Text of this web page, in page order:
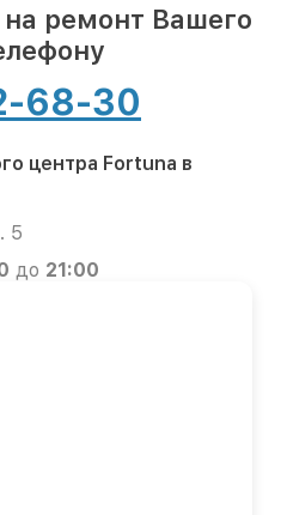
на ремонт Вашего
68-30
центра Fortuna в
5
до 21:00